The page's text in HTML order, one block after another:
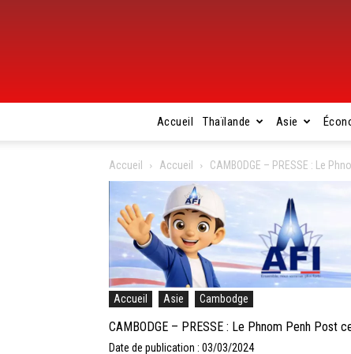
Accueil Thaïlande Asie
Accueil Accueil CAMBODGE – PRESSE : Le
Accueil Asie Cambodge
CAMBODGE – PRESSE : Le Phnom Penh Post
Date de publication : 03/03/2024